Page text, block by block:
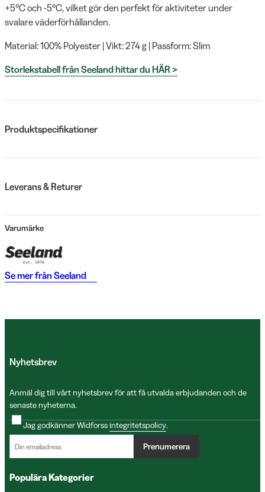
+5°C och -5°C, vilket gör den perfekt för aktiviteter under
svalare väderförhållanden.
Material: 100% Polyester | Vikt: 274 g | Passform: Slim
Storlekstabell från Seeland hittar du HÄR >
Produktspecifikationer
Leverans & Returer
Varumärke
Se mer frånSeeland
Nyhetsbrev
Anmäl dig till vårt nyhetsbrev för att få utvalda erbjudanden och de
senaste nyheterna.
Jag godkänner Widforssintegritetspolicy.
Prenumerera
Populära Kategorier